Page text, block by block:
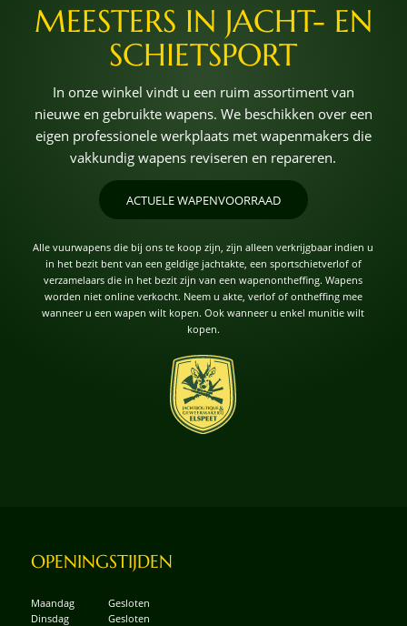
MEESTERS IN JACHT- EN
SCHIETSPORT
In onze winkel vindt u een ruim assortiment van
nieuwe en gebruikte wapens. We beschikken over een
eigen professionele werkplaats met wapenmakers die
vakkundig wapens reviseren en repareren.
ACTUELE WAPENVOORRAAD
Alle vuurwapens die bij ons te koop zijn, zijn alleen verkrijgbaar indien u
in het bezit bent van een geldige jachtakte, een sportschietverlof of
verzamelaars die in het bezit zijn van een wapenontheffing. Wapens
worden niet online verkocht. Neem u akte, verlof of ontheffing mee
wanneer u een wapen wilt kopen. Ook wanneer u enkel munitie wilt
kopen.
OPENINGSTIJDEN
Maandag
Gesloten
Dinsdag
Gesloten